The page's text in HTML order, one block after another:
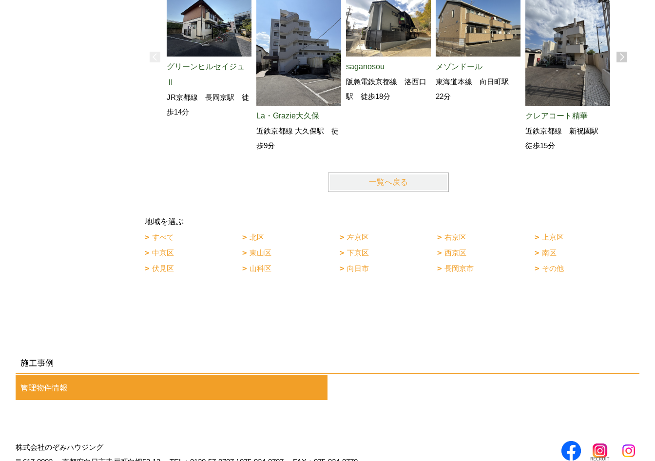
グリーンヒルセイジュ
Ⅱ
JR京都線 長岡京駅 徒
歩14分
La・Grazie大久保
近鉄京都線 大久保駅 徒
歩9分
saganosou
阪急電鉄京都線 洛西口
駅 徒歩18分
メゾンドール
東海道本線 向日町駅
22分
クレアコート精華
近鉄京都線 新祝園駅
徒歩15分
一覧へ戻る
地域を選ぶ
すべて
北区 左京区 右京区
上京区
中京区
東山区 下京区 西京区
南区
伏見区
山科区 向日市 長岡京市 その他
施工事例
管理物件情報
株式会社のぞみハウジング